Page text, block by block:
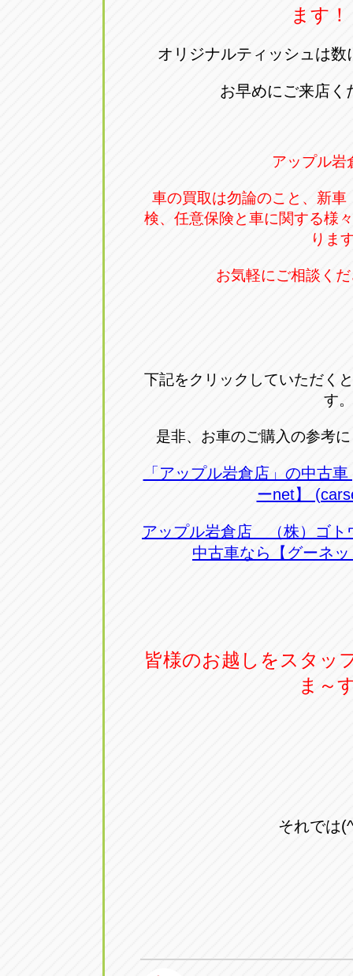
ます
オリジナルティッシュは
お早めにご来店く
アップル岩
車の買取は勿論のこと、新
検、任意保険と車に関する様
りま
お気軽にご相談く
下記をクリックしていただく
す。
是非、お車のご購入の参考
「アップル岩倉店」の中古
ーnet】
アップル岩倉店 （株）ゴト
中古車なら【グーネ
皆様のお越しをスタッ
ま～
それでは